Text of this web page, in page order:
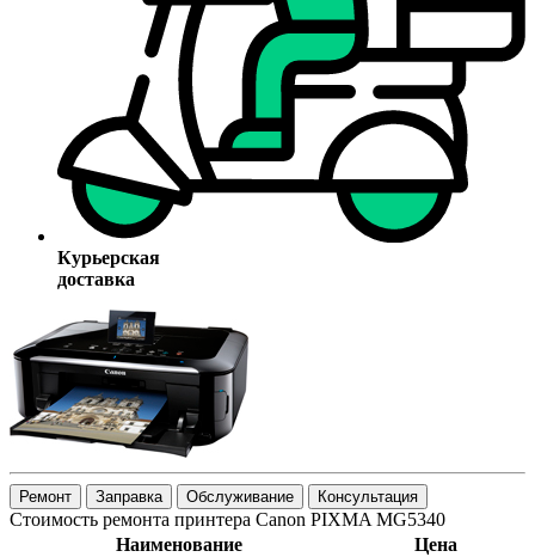
Курьерская
доставка
Ремонт Заправка Обслуживание Консультация
Стоимость ремонта принтера Canon PIXMA MG5340
Наименование
Цена